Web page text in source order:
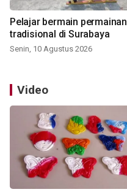
Pelajar bermain permainan
tradisional di Surabaya
Senin, 10 Agustus 2026
Video